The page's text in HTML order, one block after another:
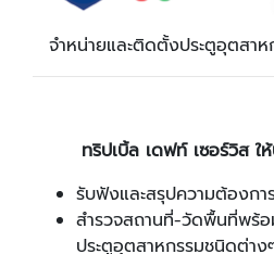
จำหน่ายและติดตั้งประตูอุตสา
ทริปเบิ้ล เดฟท์ เซอร์วิส ใ
รับฟังและสรุปความต้องกา
สำรวจสถานที่-วัดพื้นที่พร้อ
ประตูอุตสาหกรรมชนิดต่าง